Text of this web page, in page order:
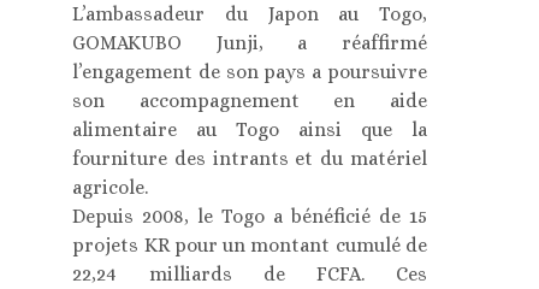
L’ambassadeur du Japon au Togo,
GOMAKUBO Junji, a réaffirmé
l’engagement de son pays a poursuivre
son accompagnement en aide
alimentaire au Togo ainsi que la
fourniture des intrants et du matériel
agricole.
Depuis 2008, le Togo a bénéficié de 15
projets KR pour un montant cumulé de
22,24 milliards de FCFA. Ces